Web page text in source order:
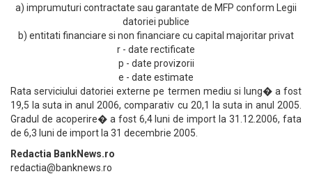
a) imprumuturi contractate sau garantate de MFP conform Legii
datoriei publice
b) entitati financiare si non financiare cu capital majoritar privat
r - date rectificate
p - date provizorii
e - date estimate
Rata serviciului datoriei externe pe termen mediu si lung� a fost
19,5 la suta in anul 2006, comparativ cu 20,1 la suta in anul 2005.
Gradul de acoperire� a fost 6,4 luni de import la 31.12.2006, fata
de 6,3 luni de import la 31 decembrie 2005.
Redactia BankNews.ro
redactia@banknews.ro